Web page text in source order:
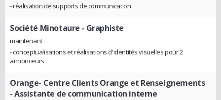
- réalisation de supports de communication
Société Minotaure - Graphiste
maintenant
- conceptualisations et réalisations d'identités visuelles pour 2
annonceurs
Orange- Centre Clients Orange et Renseignements
- Assistante de communication interne